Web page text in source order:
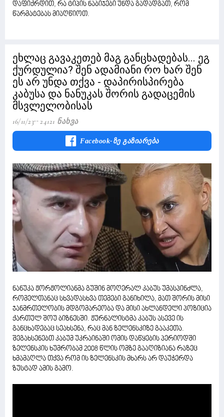
დაფიქრდით, რა ტიპის ნაბიჯები უნდა გადადგათ, რომ
წარმატებას მიაღწიოთ.
ეხლაც გავაკეთებ მაგ განცხადებას... ეგ
ქურდულია? შენ ადამიანი რო ხარ შენ
ეს არ უნდა თქვა - დაპირისპირება
კაბუსა და ნანუკას შორის გადაცემის
მსვლელობისას
16/11/23 24121 Ნახვა
Facebook-Ზე Გაზიარება
ნანუკა ჟორჟოლიანმა გუშინ მოღერალ კაბუს უმასპინძლა,
რომელთანაც სხვადასხვა თემები განიხილა, მათ შორის მისი
ჯანმრთელობის მდგომარეობა და მისი ახლანდელი პოზიცია
ქართულ შოუ ბიზნესში. ჟურნალისტმა კაბუს ასევე ის
განცხადებაც სეახსენა, რაც მან ზელენსკიზე გააკეთა.
შეგახსენებთ კაბუმ უკრაინაში ომის დაწყების პერიოდში
ზელენსკის ხუმრობამ 2008 წლის ომზე გააღიზიანა რაზეც
ხმამაღლა თქვა რომ ის ზელენსკის მხარს არ დაუჭერდა
ზუსტად ამის გამო.